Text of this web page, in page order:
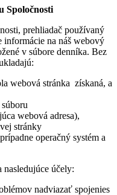
Spoločnosti
prehliadač používaný
informácie na náš webový
v súbore denníka. Bez
webová stránka získaná, a
webová adresa),
stránky
operačný systém a
nasledujúce účely:
nadviazať spojenies